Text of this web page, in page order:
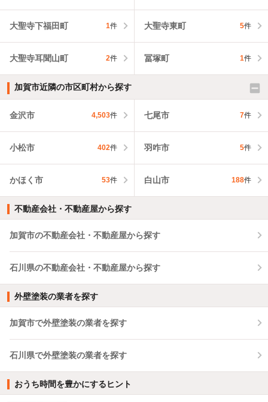
大聖寺下福田町 1件 大聖寺東町 5件
大聖寺耳聞山町 2件 冨塚町 1件
加賀市近隣の市区町村から探す
金沢市 4,503件 七尾市 7件
小松市 402件 羽咋市 5件
かほく市 53件 白山市 188件
不動産会社・不動産屋から探す
加賀市の不動産会社・不動産屋から探す
石川県の不動産会社・不動産屋から探す
外壁塗装の業者を探す
加賀市で外壁塗装の業者を探す
石川県で外壁塗装の業者を探す
おうち時間を豊かにするヒント